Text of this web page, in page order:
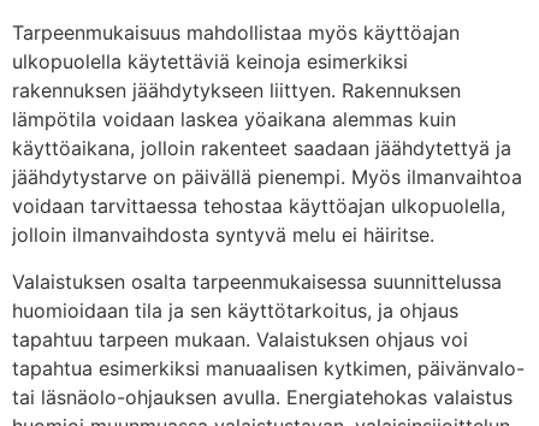
Tarpeenmukaisuus mahdollistaa myös käyttöajan
ulkopuolella käytettäviä keinoja esimerkiksi
rakennuksen jäähdytykseen liittyen. Rakennuksen
lämpötila voidaan laskea yöaikana alemmas kuin
käyttöaikana, jolloin rakenteet saadaan jäähdytettyä ja
jäähdytystarve on päivällä pienempi. Myös ilmanvaihtoa
voidaan tarvittaessa tehostaa käyttöajan ulkopuolella,
jolloin ilmanvaihdosta syntyvä melu ei häiritse.
Valaistuksen osalta tarpeenmukaisessa suunnittelussa
huomioidaan tila ja sen käyttötarkoitus, ja ohjaus
tapahtuu tarpeen mukaan. Valaistuksen ohjaus voi
tapahtua esimerkiksi manuaalisen kytkimen, päivänvalo-
tai läsnäolo-ohjauksen avulla. Energiatehokas valaistus